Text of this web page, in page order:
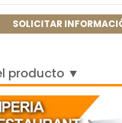
SOLICITAR
producto ▼